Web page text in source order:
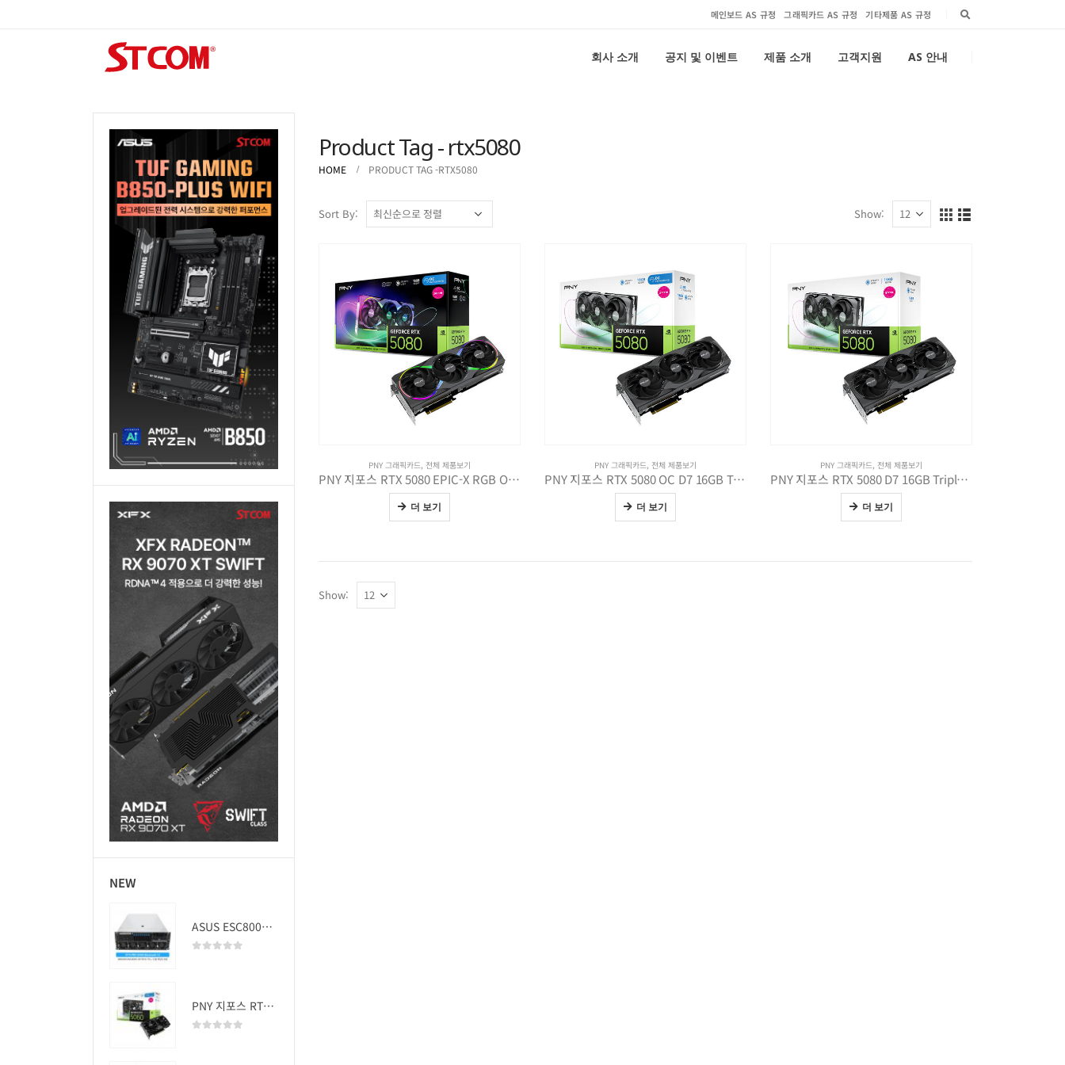
메인보드 AS 규정 그래픽카드 AS 규정 기타제품 AS 규정
회사 소개 공지 및 이벤트 제품 소개 고객지원 AS 안내
Product Tag - rtx5080
HOME PRODUCT TAG -RTX5080
Sort By: Show:
PNY 그래픽카드, 전체 제품보기
PNY 지포스 RTX 5080 EPIC-X RGB OC D7 16GB Triple Fan
더 보기
PNY 그래픽카드, 전체 제품보기
PNY 지포스 RTX 5080 OC D7 16GB Triple Fan
더 보기
PNY 그래픽카드, 전체 제품보기
PNY 지포스 RTX 5080 D7 16GB Triple Fan
더 보기
Show:
NEW
ASUS ESC8000A-E13 (RTX PRO 5000 Blackwell x2)
PNY 지포스 RTX 5060 OC D7 8GB Dual Fan